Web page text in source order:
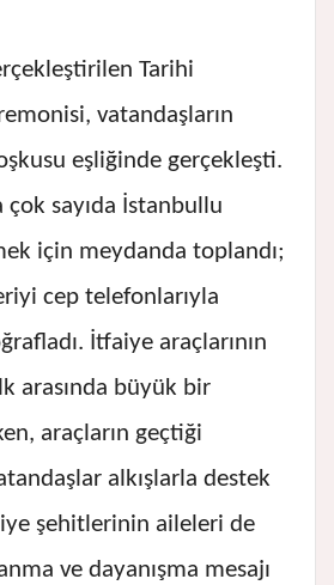
Tarihi
vatandaşların
eşliğinde gerçekleşti.
sayıda İstanbullu
için meydanda toplandı;
cep telefonlarıyla
İtfaiye araçlarının
arasında büyük bir
araçların geçtiği
alkışlarla destek
şehitlerinin aileleri de
ve dayanışma mesajı